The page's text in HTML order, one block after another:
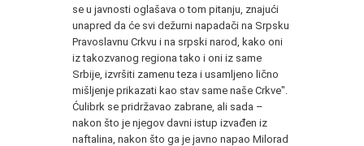
se u javnosti oglašava o tom pitanju, znajući
unapred da će svi dežurni napadači na Srpsku
Pravoslavnu Crkvu i na srpski narod, kako oni
iz takozvanog regiona tako i oni iz same
Srbije, izvršiti zamenu teza i usamljeno lično
mišljenje prikazati kao stav same naše Crkve".
Ćulibrk se pridržavao zabrane, ali sada –
nakon što je njegov davni istup izvađen iz
naftalina, nakon što ga je javno napao Milorad